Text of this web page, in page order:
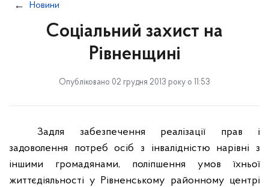
Новини
Соціальний захист на
Рівненщині
Опубліковано 02 грудня 2013 року о 11:53
Задля забезпечення реалізації прав і
задоволення потреб осіб з інвалідністю нарівні з
іншими громадянами, поліпшення умов їхньої
життєдіяльності у Рівненському районному центрі